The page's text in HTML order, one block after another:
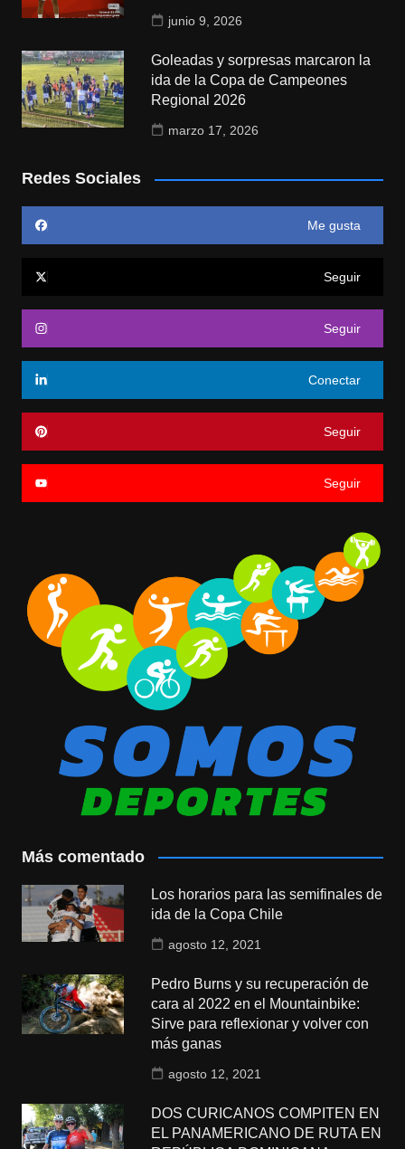
junio 9, 2026
Goleadas y sorpresas marcaron la
ida de la Copa de Campeones
Regional 2026
marzo 17, 2026
Redes Sociales
Me gusta
Seguir
Seguir
Conectar
Seguir
Seguir
Más comentado
Los horarios para las semifinales de
ida de la Copa Chile
agosto 12, 2021
Pedro Burns y su recuperación de
cara al 2022 en el Mountainbike:
Sirve para reflexionar y volver con
más ganas
agosto 12, 2021
DOS CURICANOS COMPITEN EN
EL PANAMERICANO DE RUTA EN